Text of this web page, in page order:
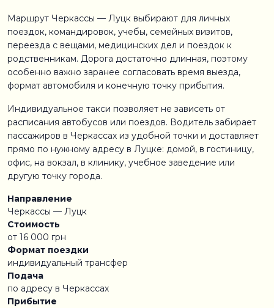
Маршрут Черкассы — Луцк выбирают для личных
поездок, командировок, учебы, семейных визитов,
переезда с вещами, медицинских дел и поездок к
родственникам. Дорога достаточно длинная, поэтому
особенно важно заранее согласовать время выезда,
формат автомобиля и конечную точку прибытия.
Индивидуальное такси позволяет не зависеть от
расписания автобусов или поездов. Водитель забирает
пассажиров в Черкассах из удобной точки и доставляет
прямо по нужному адресу в Луцке: домой, в гостиницу,
офис, на вокзал, в клинику, учебное заведение или
другую точку города.
Направление
Черкассы — Луцк
Стоимость
от 16 000 грн
Формат поездки
индивидуальный трансфер
Подача
по адресу в Черкассах
Прибытие